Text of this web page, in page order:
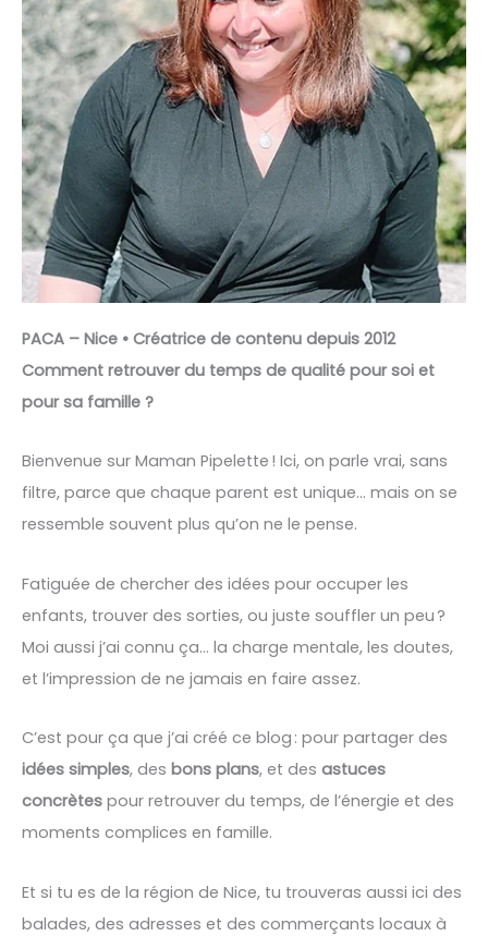
PACA – Nice • Créatrice de contenu depuis 2012
Comment retrouver du temps de qualité pour soi et
pour sa famille ?
Bienvenue sur Maman Pipelette ! Ici, on parle vrai, sans
filtre, parce que chaque parent est unique… mais on se
ressemble souvent plus qu’on ne le pense.
Fatiguée de chercher des idées pour occuper les
enfants, trouver des sorties, ou juste souffler un peu ?
Moi aussi j’ai connu ça… la charge mentale, les doutes,
et l’impression de ne jamais en faire assez.
C’est pour ça que j’ai créé ce blog : pour partager des
idées simples, des bons plans, et des astuces
concrètes pour retrouver du temps, de l’énergie et des
moments complices en famille.
Et si tu es de la région de Nice, tu trouveras aussi ici des
balades, des adresses et des commerçants locaux à